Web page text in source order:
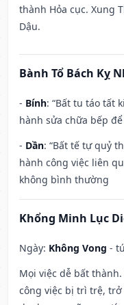
thành Hỏa cục. Xung
Dậu.
Bành Tổ Bách Kỵ
- Bính: “Bất tu táo tất
hành sửa chữa bếp
- Dần: “Bất tế tự quỷ
hành công việc liên
không bình thường
Khổng Minh Lục
Ngày: Không Vong -
Mọi việc dễ bất
công việc bị trì trệ,